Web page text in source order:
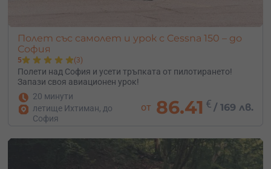
Полет със самолет и урок с Cessna 150 – до
София
5 (3)
Полети над София и усети тръпката от пилотирането!
Запази своя авиационен урок!
20 минути
летище Ихтиман, до
София
от 86.41 € /169 лв.